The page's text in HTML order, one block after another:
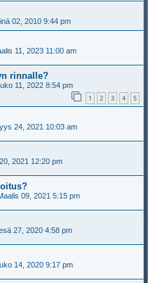
02, 2010 9:44 pm
11, 2023 11:00 am
rinnalle?
11, 2022 8:54 pm
1 2 3 4 5
24, 2021 10:03 am
2021 12:20 pm
09, 2021 5:15 pm
27, 2020 4:58 pm
14, 2020 9:17 pm